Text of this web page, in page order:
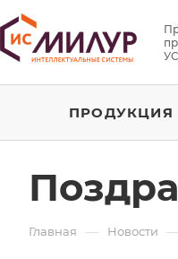
ПРОДУКЦИЯ
Главная — Новости